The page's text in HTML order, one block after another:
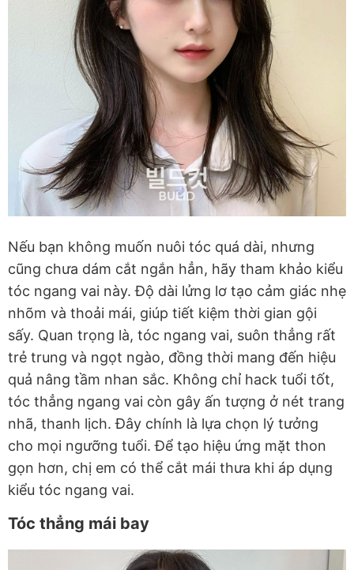
Nếu bạn không muốn nuôi tóc quá dài, nhưng
cũng chưa dám cắt ngắn hẳn, hãy tham khảo kiểu
tóc ngang vai này. Độ dài lửng lơ tạo cảm giác nhẹ
nhõm và thoải mái, giúp tiết kiệm thời gian gội
sấy. Quan trọng là, tóc ngang vai, suôn thẳng rất
trẻ trung và ngọt ngào, đồng thời mang đến hiệu
quả nâng tầm nhan sắc. Không chỉ hack tuổi tốt,
tóc thẳng ngang vai còn gây ấn tượng ở nét trang
nhã, thanh lịch. Đây chính là lựa chọn lý tưởng
cho mọi ngưỡng tuổi. Để tạo hiệu ứng mặt thon
gọn hơn, chị em có thể cắt mái thưa khi áp dụng
kiểu tóc ngang vai.
Tóc thẳng mái bay